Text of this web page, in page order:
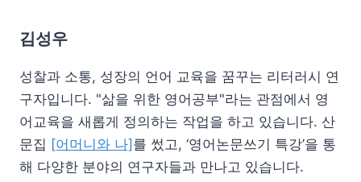
김성우
성찰과 소통, 성장의 언어 교육을 꿈꾸는 리터러시 연
구자입니다. "삶을 위한 영어공부"라는 관점에서 영
어교육을 새롭게 정의하는 작업을 하고 있습니다. 산
문집 [어머니와 나] 를 썼고, ‘영어논문쓰기 특강’을 통
해 다양한 분야의 연구자들과 만나고 있습니다.